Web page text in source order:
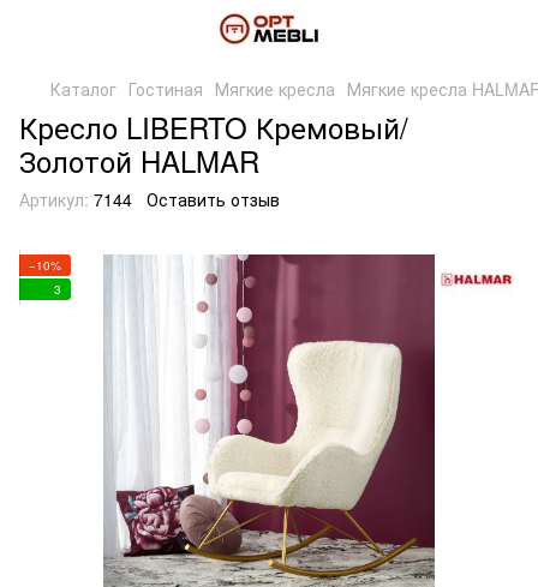
Каталог Гостиная Мягкие кресла Мягкие кресла
Кресло LIBERTO Кремовый/
Золотой HALMAR
Артикул: 7144 Оставить отзыв
−10%
3